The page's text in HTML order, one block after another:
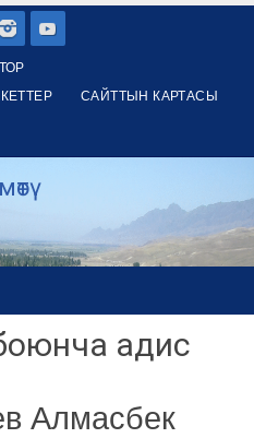
САЙТТЫН КАРТАСЫ
адис
Алмасбек